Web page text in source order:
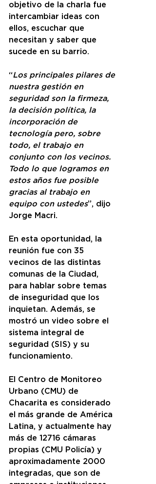
objetivo de la charla fue
intercambiar ideas con
ellos, escuchar que
necesitan y saber que
sucede en su barrio.
“Los principales pilares de
nuestra gestión en
seguridad son la firmeza,
la decisión política, la
incorporación de
tecnología pero, sobre
todo, el trabajo en
conjunto con los vecinos.
Todo lo que logramos en
estos años fue posible
gracias al trabajo en
equipo con ustedes”, dijo
Jorge Macri.
En esta oportunidad, la
reunión fue con 35
vecinos de las distintas
comunas de la Ciudad,
para hablar sobre temas
de inseguridad que los
inquietan. Además, se
mostró un video sobre el
sistema integral de
seguridad (SIS) y su
funcionamiento.
El Centro de Monitoreo
Urbano (CMU) de
Chacarita es considerado
el más grande de América
Latina, y actualmente hay
más de 12716 cámaras
propias (CMU Policía) y
aproximadamente 2000
integradas, que son de